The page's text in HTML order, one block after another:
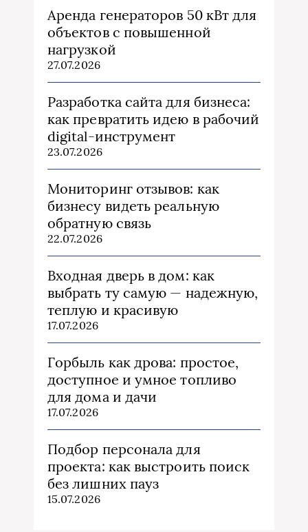
Аренда генераторов 50 кВт для
объектов с повышенной
нагрузкой
27.07.2026
Разработка сайта для бизнеса:
как превратить идею в рабочий
digital-инструмент
23.07.2026
Мониторинг отзывов: как
бизнесу видеть реальную
обратную связь
22.07.2026
Входная дверь в дом: как
выбрать ту самую — надежную,
теплую и красивую
17.07.2026
Горбыль как дрова: простое,
доступное и умное топливо
для дома и дачи
17.07.2026
Подбор персонала для
проекта: как выстроить поиск
без лишних пауз
15.07.2026